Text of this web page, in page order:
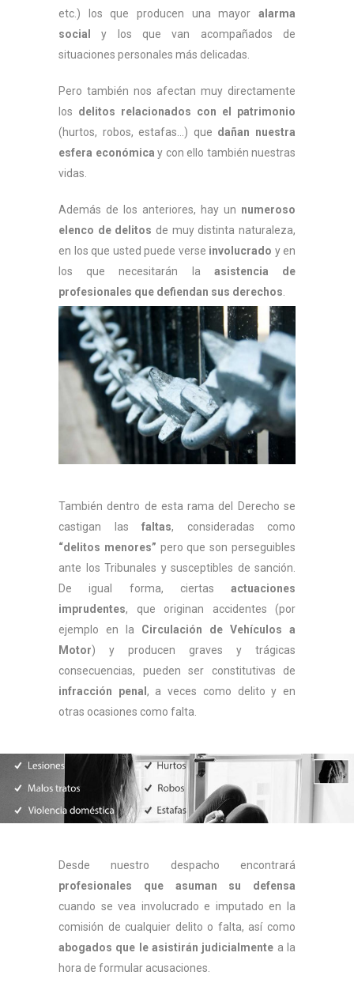
etc.) los que producen una mayor alarma
social
y los que van acompañados de
situaciones personales más delicadas.
Pero también nos afectan muy directamente
los delitos relacionados con el patrimonio
(hurtos, robos, estafas…) que dañan nuestra
esfera económica y con ello también nuestras
vidas.
Además de los anteriores, hay un numeroso
elenco de delitos de muy distinta naturaleza,
en los que usted puede verse involucrado y en
los que necesitarán la asistencia de
profesionales que defiendan sus derechos
También dentro de esta rama del Derecho se
castigan las faltas, consideradas como
“delitos menores” pero que son perseguibles
ante los Tribunales y susceptibles de sanción.
De igual forma, ciertas actuaciones
imprudentes, que originan accidentes (por
ejemplo en la Circulación de Vehículos a
Motor) y producen graves y trágicas
consecuencias, pueden ser constitutivas de
infracción penal , a veces como delito y en
otras ocasiones como falta.
Desde nuestro despacho encontrará
profesionales que asuman su defensa
cuando se vea involucrado e imputado en la
comisión de cualquier delito o falta, así como
abogados que le asistirán judicialmente a la
hora de formular acusaciones.